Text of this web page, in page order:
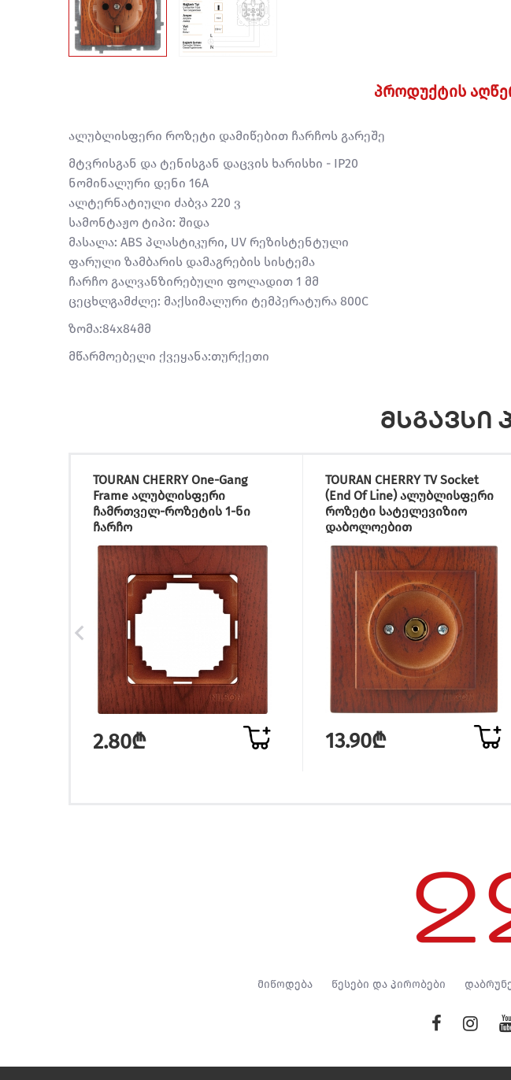
პროდუქტის
ალუბლისფერი როზეტი დამიწებით ჩარჩოს გარეშე
მტვრისგან და ტენისგან დაცვის ხარისხი - IP20
ნომინალური დენი 16A
ალტერნატიული ძაბვა 220 ვ
სამონტაჟო ტიპი: შიდა
მასალა: ABS პლასტიკური, UV რეზისტენტული
ფარული ზამბარის დამაგრების სისტემა
ჩარჩო გალვანზირებული ფოლადით 1 მმ
ცეცხლგამძლე: მაქსიმალური ტემპერატურა 800C
ზომა:84x84მმ
მწარმოებელი ქვეყანა:თურქეთი
მსგავსი
TOURAN CHERRY One-Gang
Frame ალუბლისფერი
ჩამრთველ-როზეტის 1-ნი
ჩარჩო
2.80₾
TOURAN CHERRY TV Socket
(End Of Line) ალუბლისფერი
როზეტი სატელევიზიო
დაბოლოებით
13.90₾
მიწოდება წესები და პირობები